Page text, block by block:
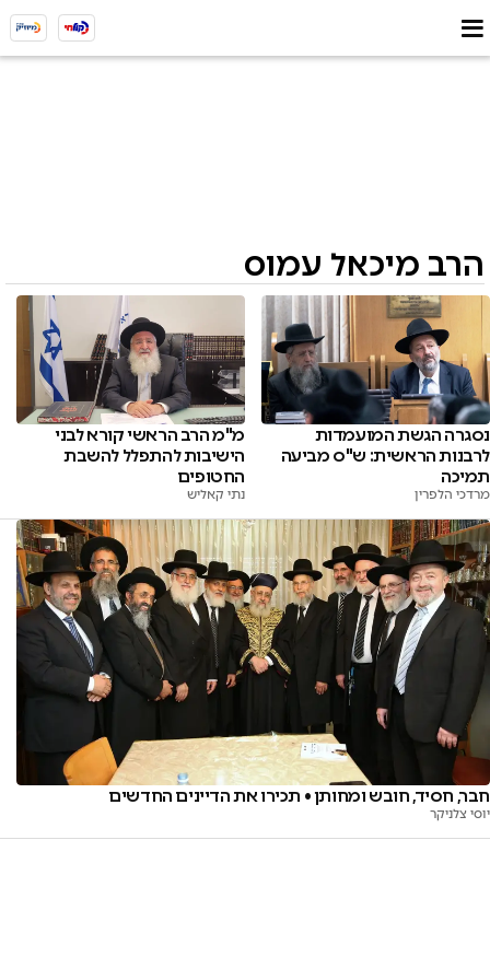
הרב מיכאל עמוס
נסגרה הגשת המועמדות
לרבנות הראשית: ש"ס מביעה
תמיכה
מרדכי הלפרין
מ"מ הרב הראשי קורא לבני
הישיבות להתפלל להשבת
החטופים
נתי קאליש
חבר, חסיד, חובש ומחותן • תכירו את הדיינים החדשים
יוסי צלניקר